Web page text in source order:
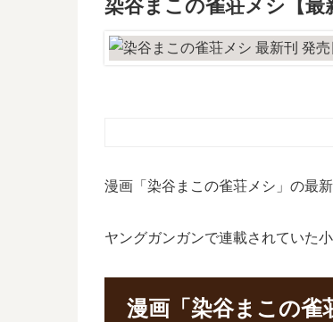
染谷まこの雀荘メシ【最
漫画「染谷まこの雀荘メシ」の最
ヤングガンガンで連載されていた
漫画「染谷まこの雀